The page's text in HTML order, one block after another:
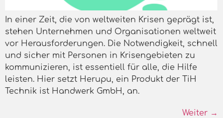
In einer Zeit, die von weltweiten Krisen geprägt ist,
stehen Unternehmen und Organisationen weltweit
vor Herausforderungen. Die Notwendigkeit, schnell
und sicher mit Personen in Krisengebieten zu
kommunizieren, ist essentiell für alle, die Hilfe
leisten. Hier setzt Herupu, ein Produkt der TiH
Technik ist Handwerk GmbH, an.
Weiter →